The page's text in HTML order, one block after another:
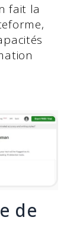
fait la
de